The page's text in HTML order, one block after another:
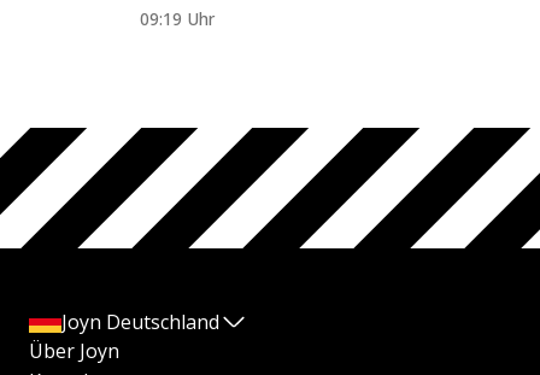
09:19 Uhr
Joyn Deutschland
Über Joyn